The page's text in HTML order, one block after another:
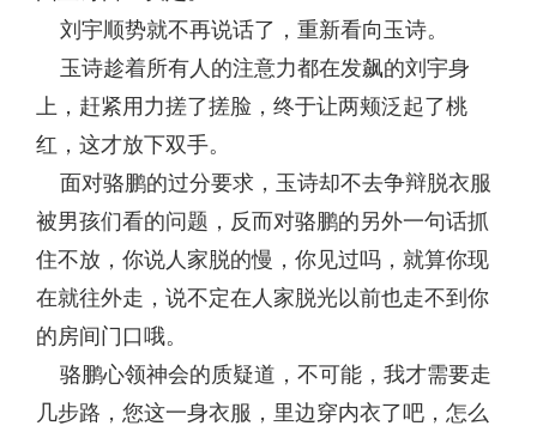
刘宇顺势就不再说话了，重新看向玉诗。
玉诗趁着所有人的注意力都在发飙的刘宇身
上，赶紧用力搓了搓脸，终于让两颊泛起了桃
红，这才放下双手。
面对骆鹏的过分要求，玉诗却不去争辩脱衣服
被男孩们看的问题，反而对骆鹏的另外一句话抓
住不放，你说人家脱的慢，你见过吗，就算你现
在就往外走，说不定在人家脱光以前也走不到你
的房间门口哦。
骆鹏心领神会的质疑道，不可能，我才需要走
几步路，您这一身衣服，里边穿内衣了吧，怎么